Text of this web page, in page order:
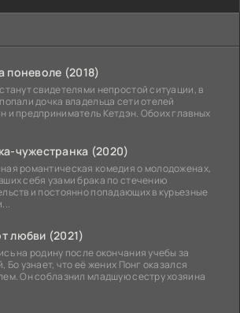
поневоле (2018)
свидетелями непростой ситуации, в
дочка владельца сети отелей
и предприниматель Кетдэн. Обоих главных
чужестранка (2020)
романтическая комедия о молодоженах,
себя узами брака по стечению
и постоянно попадающих в курьезные
любви (2021)
на родину после окончания учебы за
Бо узнает, что её жених Понг оказался
Он соблазнил младшую сестру хозяина